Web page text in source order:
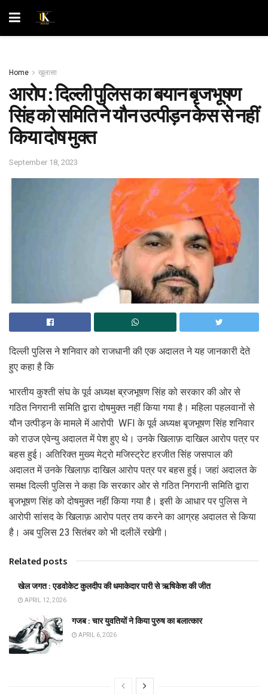
Home खुलासा
आरोप : दिल्ली पुलिस का बयान बृजभूषण
सिंह को समिति ने यौन उत्पीड़न केस से नहीं
किया दोष मुक्त
September 18, 2023
दिल्ली पुलिस ने शनिवार को राजधानी की एक अदालत ने यह जानकारी देते
हुए कहा है कि
भारतीय कुश्ती संघ के पूर्व अध्यक्ष ब्रजभूषण सिंह को सरकार की ओर से
गठित निगरानी समिति द्वारा दोषमुक्त नहीं किया गया है। महिला पहलवानों से
यौन उत्पीड़न के मामले में आरोपी WFI के पूर्व अध्यक्ष बृजभूषण सिंह शनिवार
को राउज एवेन्यु अदालत में पेश हुए थे। उनके खिलाफ़ दाखिल आरोप पत्र पर
बहस हुई। अतिरिक्त मुख्य मेट्रो मजिस्ट्रेट हरजीत सिंह जसपाल की
अदालत में उनके खिलाफ़ दाखिल आरोप पत्र पर बहस हुई। जहां अदालत के
समक्ष दिल्ली पुलिस ने कहा कि सरकार ओर से गठित निगरानी समिति द्वारा
बृजभूषण सिंह को दोषमुक्त नहीं किया गया है। इसी के आधार पर पुलिस ने
आरोपी सांसद के खिलाफ़ आरोप पत्र तय करने का आग्रह अदालत से किया
है। अब पुलिस 23 सितंबर को भी दलीलें रखेगी।
Related posts
खेल जगत : एडवोकेट कुलदीप की धमाकेदार पारी से ऋषिकेश की जीत
APRIL 12, 2026
गजब : चार युवतियों ने किया पुरुष का बलात्कार
APRIL 6, 2026